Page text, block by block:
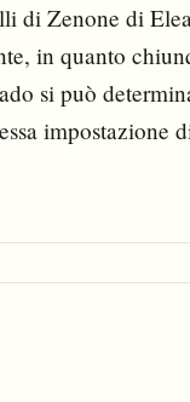
di Zenone di
in quanto
si può
impostazione